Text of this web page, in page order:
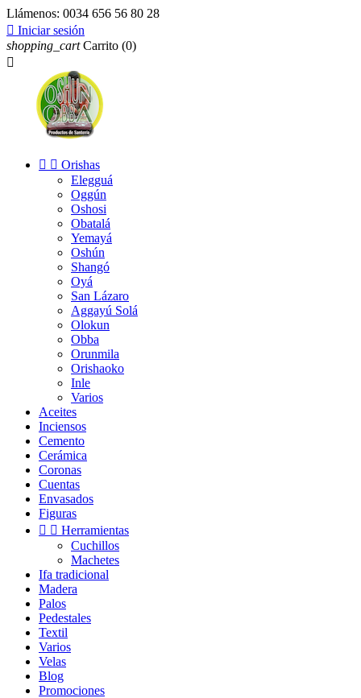
Llámenos: 0034 656 56 80 28
 Iniciar sesión
shopping_cart Carrito (0)

  Orishas
Elegguá
Oggún
Oshosi
Obatalá
Yemayá
Oshún
Shangó
Oyá
San Lázaro
Aggayú Solá
Olokun
Obba
Orunmila
Orishaoko
Inle
Varios
Aceites
Inciensos
Cemento
Cerámica
Coronas
Cuentas
Envasados
Figuras
  Herramientas
Cuchillos
Machetes
Ifa tradicional
Madera
Palos
Pedestales
Textil
Varios
Velas
Blog
Promociones